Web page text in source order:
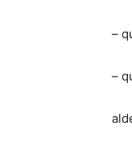
–
–